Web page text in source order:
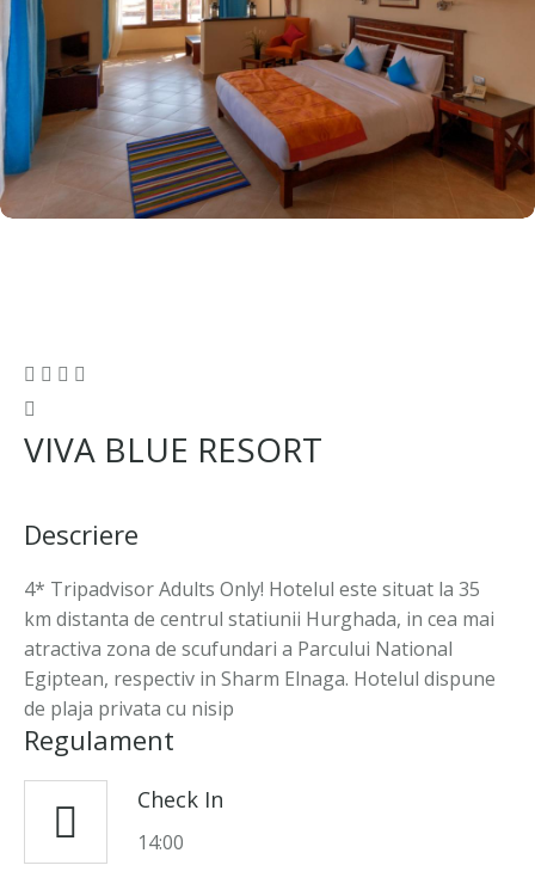
VIVA BLUE RESORT
Descriere
4* Tripadvisor Adults Only! Hotelul este situat la 35
km distanta de centrul statiunii Hurghada, in cea mai
atractiva zona de scufundari a Parcului National
Egiptean, respectiv in Sharm Elnaga. Hotelul dispune
de plaja privata cu nisip
Regulament
Check In
14:00